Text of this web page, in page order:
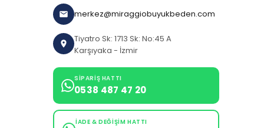
merkez@miraggiobuyukbeden.com
Tiyatro Sk: 1713 Sk: No:45 A
Karşıyaka - İzmir
SIPARIŞ HATTI
0538 487 47 20
İADE & DEĞIŞIM HATTI